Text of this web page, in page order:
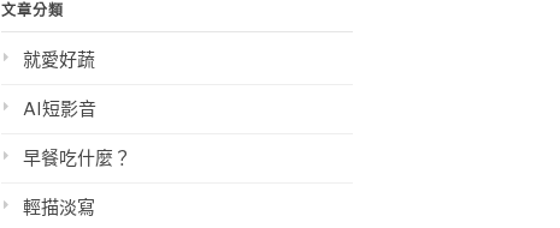
文章分類
就愛好蔬
AI短影音
早餐吃什麼？
輕描淡寫